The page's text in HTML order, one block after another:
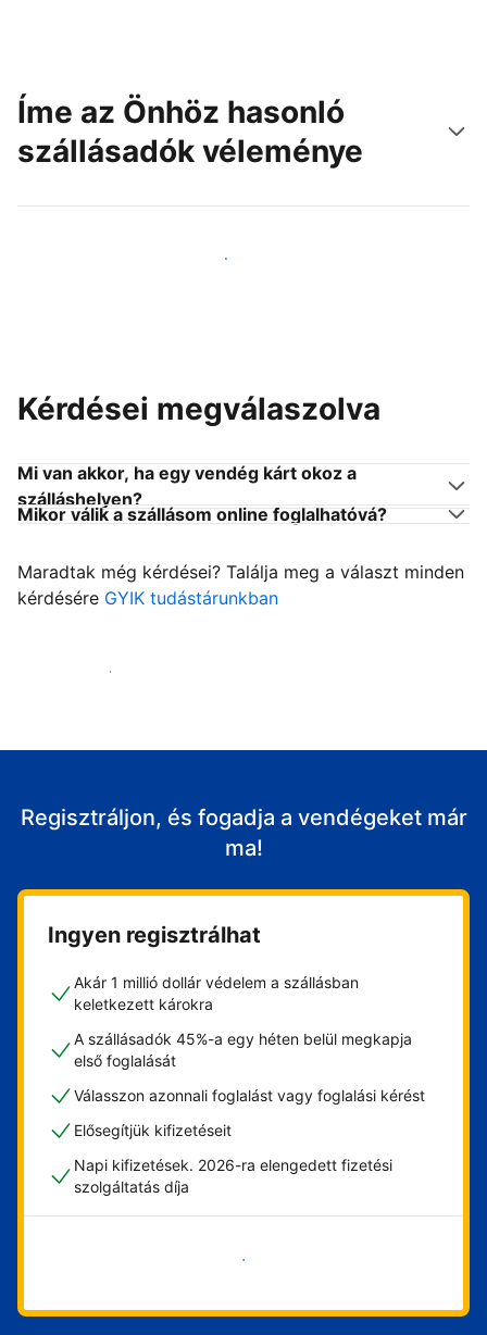
Íme az Önhöz hasonló
szállásadók véleménye
Csatlakozzon Önhöz hasonló szállásadókhoz
Kérdései megválaszolva
Mi van akkor, ha egy vendég kárt okoz a
szálláshelyen?
Mikor válik a szállásom online foglalhatóvá?
Maradtak még kérdései? Találja meg a választ minden
kérdésére GYIK tudástárunkban
Fogadja vendégeit
Regisztráljon, és fogadja a vendégeket már
ma!
Ingyen regisztrálhat
Akár 1 millió dollár védelem a szállásban
keletkezett károkra
A szállásadók 45%-a egy héten belül megkapja
első foglalását
Válasszon azonnali foglalást vagy foglalási kérést
Elősegítjük kifizetéseit
Napi kifizetések. 2026-ra elengedett fizetési
szolgáltatás díja
Vágjon bele most